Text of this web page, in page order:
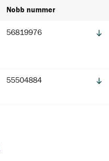
Nobb nummer
56819976
55504884